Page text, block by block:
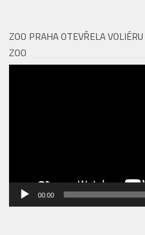
ZOO PRAHA OTEVŘELA
ZOO
00:00